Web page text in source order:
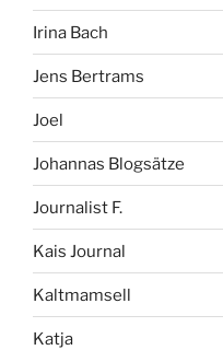
Irina Bach
Jens Bertrams
Joel
Johannas Blogsätze
Journalist F.
Kais Journal
Kaltmamsell
Katja